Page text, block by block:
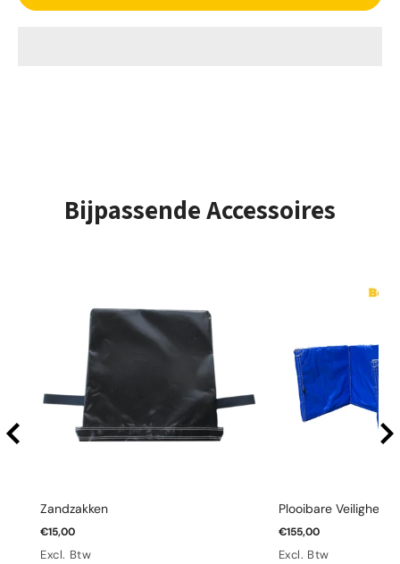
evenement ooit - met zijn grote oppervlak kunnen de
Bijpassende Accessoires
Zandzakken
€15,00
Excl. Btw
Plooibare
€155,00
Excl. Btw